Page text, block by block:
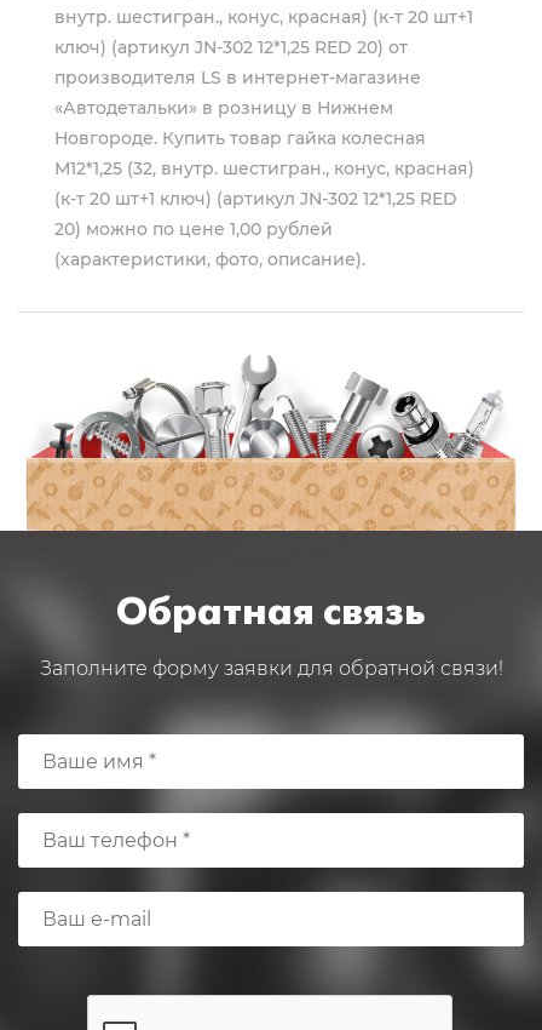
внутр. шестигран., конус, красная) (к-т 20 шт+1
ключ) (артикул JN-302 12*1,25 RED 20) от
производителя LS в интернет-магазине
«Автодетальки» в розницу в Нижнем
Новгороде. Купить товар гайка колесная
М12*1,25 (32, внутр. шестигран., конус, красная)
(к-т 20 шт+1 ключ) (артикул JN-302 12*1,25 RED
20) можно по цене 1,00 рублей
(характеристики, фото, описание).
Обратная связь
Заполните форму заявки для обратной связи!